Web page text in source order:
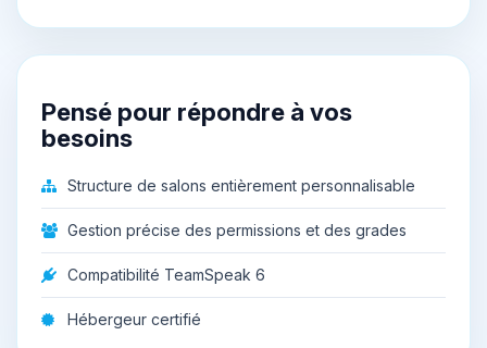
Pensé pour répondre à vos
besoins
Structure de salons entièrement personnalisable
Gestion précise des permissions et des grades
Compatibilité TeamSpeak 6
Hébergeur certifié